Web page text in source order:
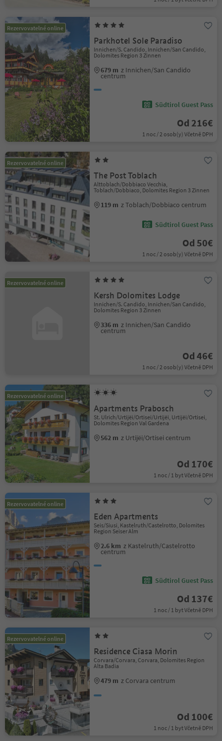
Rezervovatelné online
Parkhotel Sole Paradiso
Innichen/S. Candido, Innichen/San Candido,
Dolomites Region 3 Zinnen
679 m z Innichen/San Candido
centrum
Südtirol Guest Pass
Od 216€
1 noc / 2 osob(y) Včetně DPH
Rezervovatelné online
The Post Toblach
Alttoblach/Dobbiaco Vecchia,
Toblach/Dobbiaco, Dolomites Region 3 Zinnen
119 m z Toblach/Dobbiaco centrum
Südtirol Guest Pass
Od 50€
1 noc / 2 osob(y) Včetně DPH
Rezervovatelné online
Kersh Dolomites Lodge
Innichen/S. Candido, Innichen/San Candido,
Dolomites Region 3 Zinnen
336 m z Innichen/San Candido
centrum
Od 46€
1 noc / 2 osob(y) Včetně DPH
Rezervovatelné online
Apartments Prabosch
St. Ulrich/Urtijëi/Ortisei/Urtijëi, Urtijëi/Ortisei,
Dolomites Region Val Gardena
562 m z Urtijëi/Ortisei centrum
Od 170€
1 noc / 1 byt Včetně DPH
Rezervovatelné online
Eden Apartments
Seis/Siusi, Kastelruth/Castelrotto, Dolomites
Region Seiser Alm
2.6 km z Kastelruth/Castelrotto
centrum
Südtirol Guest Pass
Od 137€
1 noc / 1 byt Včetně DPH
Rezervovatelné online
Residence Ciasa Morin
Corvara/Corvara, Corvara, Dolomites Region
Alta Badia
479 m z Corvara centrum
Od 100€
1 noc / 1 byt Včetně DPH